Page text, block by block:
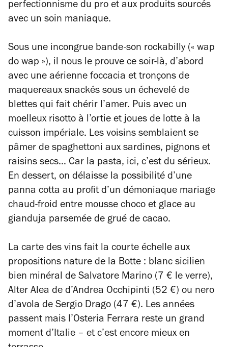
perfectionnisme du pro et aux produits sourcés
avec un soin maniaque.
Sous une incongrue bande-son rockabilly (« wap
do wap »), il nous le prouve ce soir-là, d’abord
avec une aérienne foccacia et tronçons de
maquereaux snackés sous un échevelé de
blettes qui fait chérir l’amer. Puis avec un
moelleux risotto à l’ortie et joues de lotte à la
cuisson impériale. Les voisins semblaient se
pâmer de spaghettoni aux sardines, pignons et
raisins secs… Car la pasta, ici, c’est du sérieux.
En dessert, on délaisse la possibilité d’une
panna cotta au profit d’un démoniaque mariage
chaud-froid entre mousse choco et glace au
gianduja parsemée de grué de cacao.
La carte des vins fait la courte échelle aux
propositions nature de la Botte : blanc sicilien
bien minéral de Salvatore Marino (7 € le verre),
Alter Alea de d’Andrea Occhipinti (52 €) ou nero
d’avola de Sergio Drago (47 €). Les années
passent mais l’Osteria Ferrara reste un grand
moment d’Italie – et c’est encore mieux en